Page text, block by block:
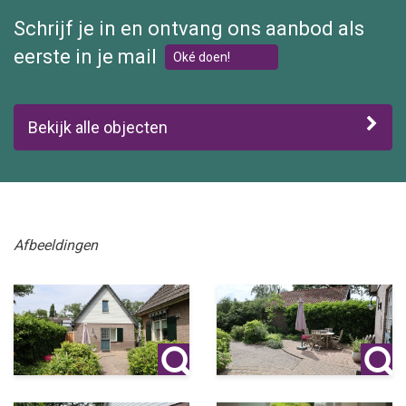
Schrijf je in en ontvang ons aanbod als
eerste in je mail
Oké doen!
Bekijk alle objecten
Afbeeldingen